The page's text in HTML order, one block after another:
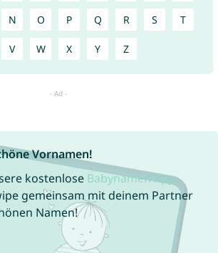
N O P Q R S T
V W X Y Z
Vornamen!
kostenlose Babynamen App
gemeinsam mit deinem Partner
Namen!